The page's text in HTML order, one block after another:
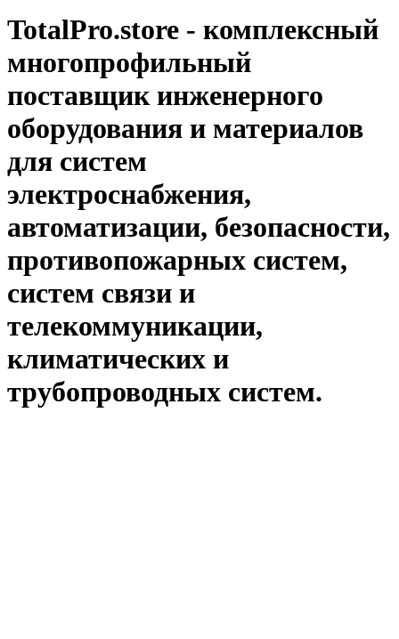
TotalPro.store - комплексный
многопрофильный
поставщик инженерного
оборудования и материалов
для систем
электроснабжения,
автоматизации, безопасности,
противопожарных систем,
систем связи и
телекоммуникации,
климатических и
трубопроводных систем.